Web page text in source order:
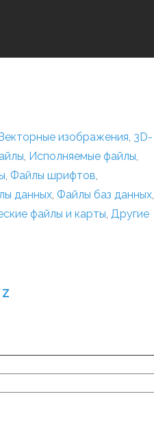
изображения, 3D-
, Исполняемые файлы,
, Файлы шрифтов,
данных, Файлы баз данных,
файлы и карты, Другие
Z